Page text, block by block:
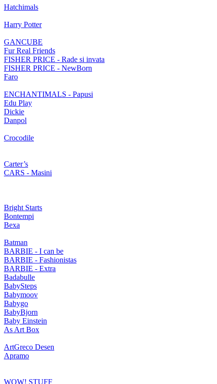
Hatchimals
Harry Potter
GANCUBE
Fur Real Friends
FISHER PRICE - Rade si invata
FISHER PRICE - NewBorn
Faro
ENCHANTIMALS - Papusi
Edu Play
Dickie
Danpol
Crocodile
Carter’s
CARS - Masini
Bright Starts
Bontempi
Bexa
Batman
BARBIE - I can be
BARBIE - Fashionistas
BARBIE - Extra
Badabulle
BabySteps
Babymoov
Babygo
BabyBjorn
Baby Einstein
As Art Box
ArtGreco Desen
Apramo
WOW! STUFF